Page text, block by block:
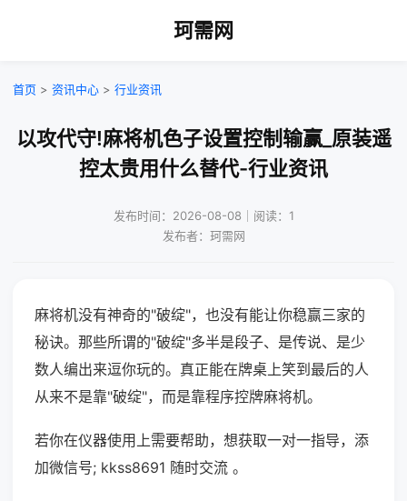
珂需网
首页 > 资讯中心 > 行业资讯
以攻代守!麻将机色子设置控制输赢_原装遥
控太贵用什么替代-行业资讯
发布时间：2026-08-08｜阅读：1
发布者：珂需网
麻将机没有神奇的"破绽"，也没有能让你稳赢三家的
秘诀。那些所谓的"破绽"多半是段子、是传说、是少
数人编出来逗你玩的。真正能在牌桌上笑到最后的人
从来不是靠"破绽"，而是靠程序控牌麻将机。
若你在仪器使用上需要帮助，想获取一对一指导，添
加微信号; kkss8691 随时交流 。